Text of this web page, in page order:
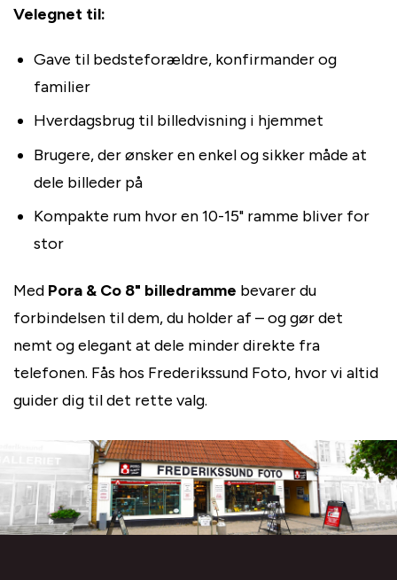
Velegnet til:
Gave til bedsteforældre, konfirmander og
familier
Hverdagsbrug til billedvisning i hjemmet
Brugere, der ønsker en enkel og sikker måde at
dele billeder på
Kompakte rum hvor en 10-15" ramme bliver for
stor
Med Pora & Co 8" billedramme bevarer du
forbindelsen til dem, du holder af – og gør det
nemt og elegant at dele minder direkte fra
telefonen. Fås hos Frederikssund Foto, hvor vi altid
guider dig til det rette valg.